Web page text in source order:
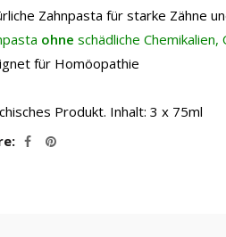
Zahnpasta für starke Zähne
ohne schädliche
für Homöopathie
Produkt. Inhalt: 3 x 75ml